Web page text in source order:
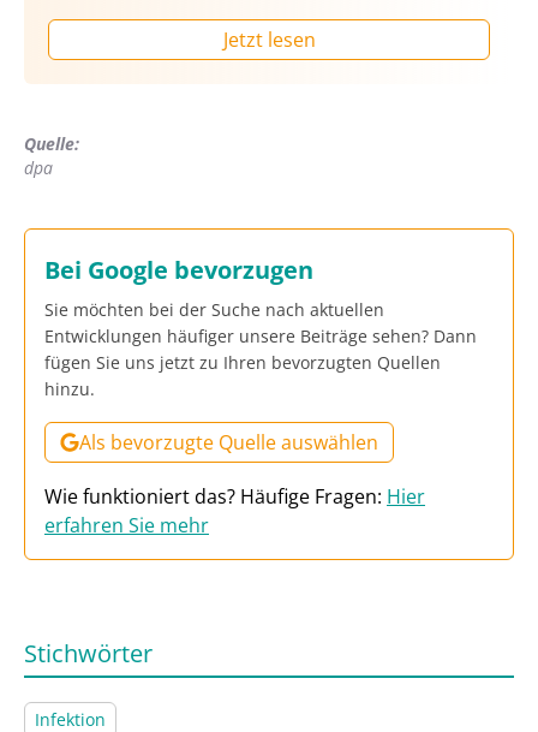
Jetzt lesen
Quelle:
dpa
Bei Google bevorzugen
Sie möchten bei der Suche nach aktuellen
Entwicklungen häufiger unsere Beiträge sehen? Dann
fügen Sie uns jetzt zu Ihren bevorzugten Quellen
hinzu.
Als bevorzugte Quelle auswählen
Wie funktioniert das? Häufige Fragen: Hier
erfahren Sie mehr
Stichwörter
Infektion